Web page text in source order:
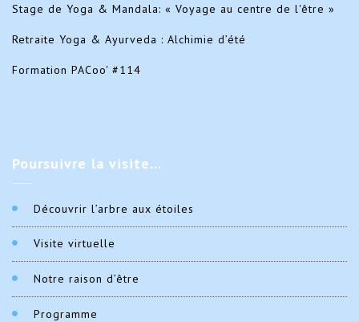
Stage de Yoga & Mandala: « Voyage au centre de l'être »
Retraite Yoga & Ayurveda : Alchimie d’été
Formation PACoo' #114
Poursuivre la visite…
Découvrir l’arbre aux étoiles
Visite virtuelle
Notre raison d’être
Programme